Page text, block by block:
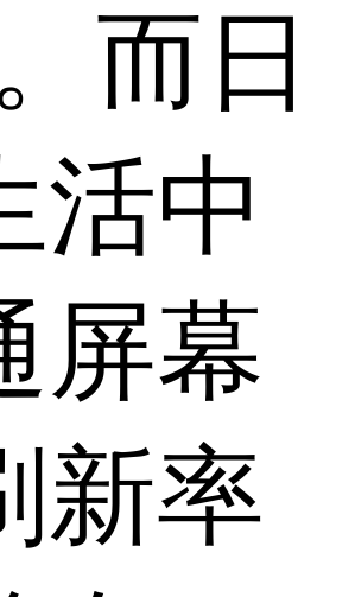
而日
活中
屏幕
新率